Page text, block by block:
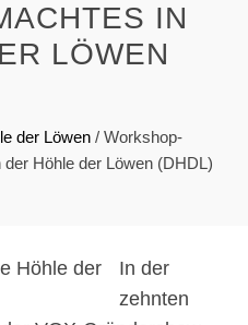
IN
LÖWEN
der Löwen / Workshop-
Höhle der Löwen (DHDL)
In der
zehnten